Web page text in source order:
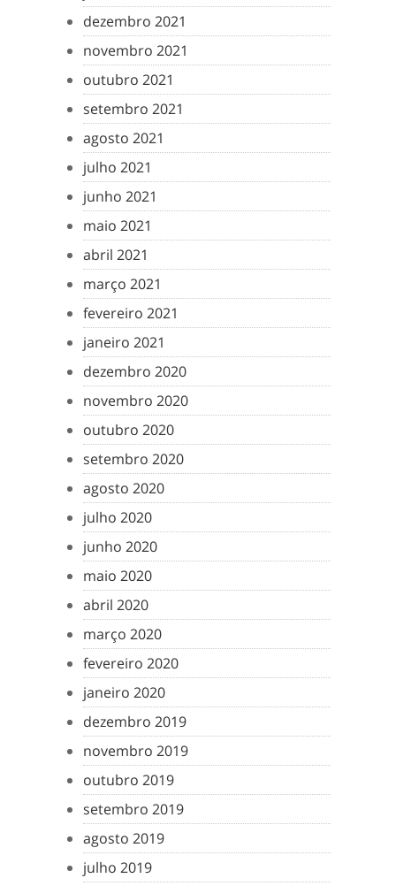
dezembro 2021
novembro 2021
outubro 2021
setembro 2021
agosto 2021
julho 2021
junho 2021
maio 2021
abril 2021
março 2021
fevereiro 2021
janeiro 2021
dezembro 2020
novembro 2020
outubro 2020
setembro 2020
agosto 2020
julho 2020
junho 2020
maio 2020
abril 2020
março 2020
fevereiro 2020
janeiro 2020
dezembro 2019
novembro 2019
outubro 2019
setembro 2019
agosto 2019
julho 2019